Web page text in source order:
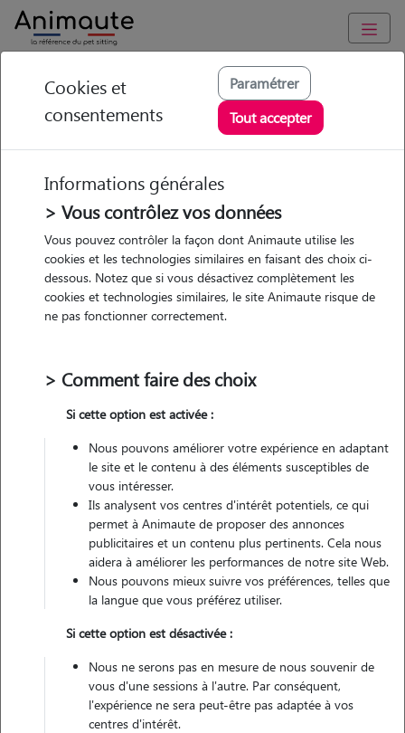
Animaute Occitanie Montpellier
Helene - Petsitter à
MONTPELLIER
5/5 (3 avis)
• 51 ans
chez le Pet Sitter
1 animal Maison
Non véhiculé
Gardes réalisées
Contacter
L'envoi d'une demande est sans engagement
Cookies et
consentements
Paramétrer
Tout accepter
Informations générales
> Vous contrôlez vos données
Vous pouvez contrôler la façon dont Animaute utilise les
cookies et les technologies similaires en faisant des choix ci-
dessous. Notez que si vous désactivez complètement les
cookies et technologies similaires, le site Animaute risque de
ne pas fonctionner correctement.
> Comment faire des choix
Si cette option est activée :
Nous pouvons améliorer votre expérience en adaptant
le site et le contenu à des éléments susceptibles de
vous intéresser.
Ils analysent vos centres d'intérêt potentiels, ce qui
permet à Animaute de proposer des annonces
publicitaires et un contenu plus pertinents. Cela nous
aidera à améliorer les performances de notre site Web.
Nous pouvons mieux suivre vos préférences, telles que
la langue que vous préférez utiliser.
Si cette option est désactivée :
Nous ne serons pas en mesure de nous souvenir de
vous d'une sessions à l'autre. Par conséquent,
l'expérience ne sera peut-être pas adaptée à vos
centres d'intérêt.